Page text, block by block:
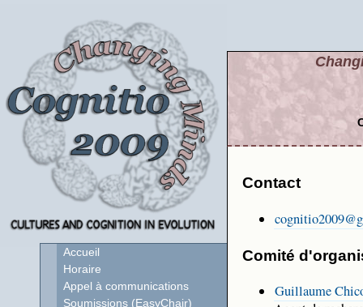
Contact
Comité
Guillaume
Accueil
Horaire
Appel à communications
Soumissions (EasyChair)